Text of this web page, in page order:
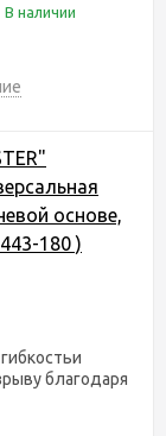
В наличии
основе,
180 )
благодаря